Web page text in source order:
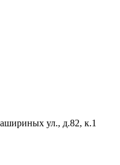
ул., д.82, к.1